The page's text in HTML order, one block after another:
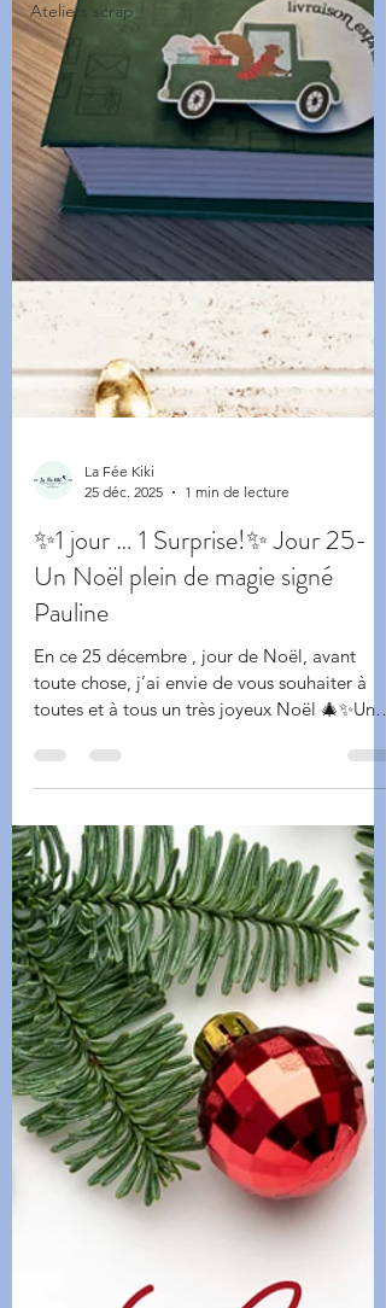
Ateliers scrap
25 déc. 2025
1 min de lecture
✨1 jour … 1 Surprise!✨ Jour 25-
Un Noël plein de magie signé
Pauline
En ce 25 décembre , jour de Noël, avant
toutes et à tous un très joyeux Noël 🎄✨Un
moment précieux à partager, rempli de
simples. Et pour clôturer ce calendrier de
l’Avent créatif en beauté, c’est Pauline , notre
mère Noël du jour , qui nous a réservé une
surprise absolument magique 🎁 Elle a
réalisé une superbe boîte , ingénieuse et
pleine de surprises, qui s’ouvre d’un côté…
et de l’autre